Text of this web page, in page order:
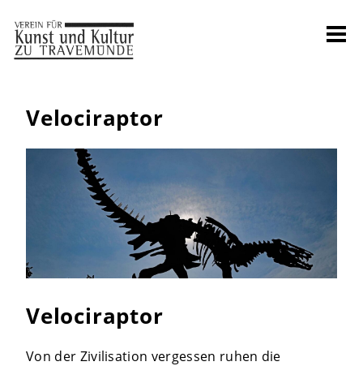
Velociraptor
Velociraptor
Von der Zivilisation vergessen ruhen die